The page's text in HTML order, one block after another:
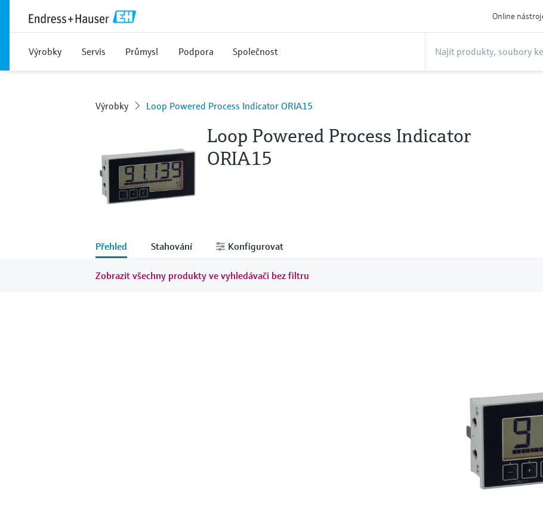
Online
Výrobky Servis Průmysl Podpora Společnost
Výrobky Loop Powered Process Indicator ORIA15
Loop Powered Process Indicator
ORIA15
Přehled Stahování Konfigurovat
Zobrazit všechny produkty ve vyhledávači bez filtru